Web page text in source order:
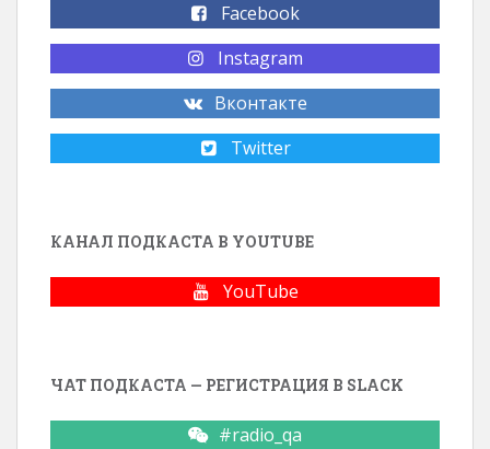
Facebook
Instagram
Вконтакте
Twitter
КАНАЛ ПОДКАСТА В YOUTUBE
YouTube
ЧАТ ПОДКАСТА — РЕГИСТРАЦИЯ В SLACK
#radio_qa